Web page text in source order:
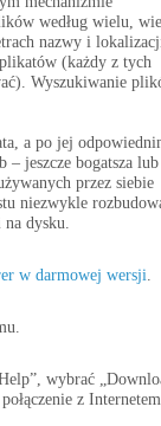
według wielu,
nazwy i
(każdy z tych
Wyszukiwanie
a po jej
– jeszcze bogatsza lub
przez siebie
niezwykle
na dysku.
w darmowej wersji.
wybrać
z